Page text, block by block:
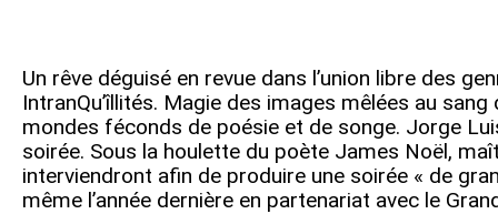
Un rêve déguisé en revue dans l’union libre des
IntranQu’îllités. Magie des images mêlées au
mondes féconds de poésie et de songe. Jorge
soirée. Sous la houlette du poète James Noël,
interviendront afin de produire une soirée « de
même l’année dernière en partenariat avec le